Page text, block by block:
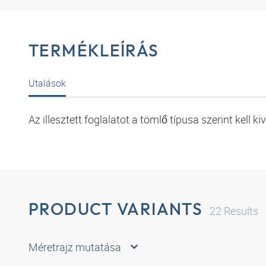
TERMÉKLEÍRÁS
Utalások
Az illesztett foglalatot a tömlő típusa szerint kell
PRODUCT VARIANTS 22 Results
Méretrajz mutatása